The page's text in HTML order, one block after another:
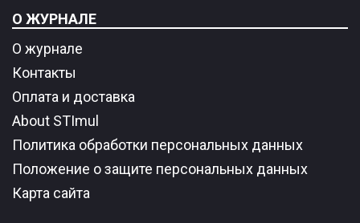
О ЖУРНАЛЕ
О журнале
Контакты
Оплата и доставка
About STImul
Политика обработки персональных данных
Положение о защите персональных данных
Карта сайта